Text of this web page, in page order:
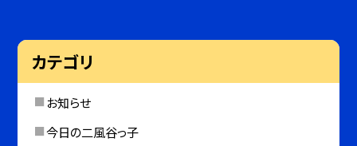
カテゴリ
お知らせ
今日の二風谷っ子